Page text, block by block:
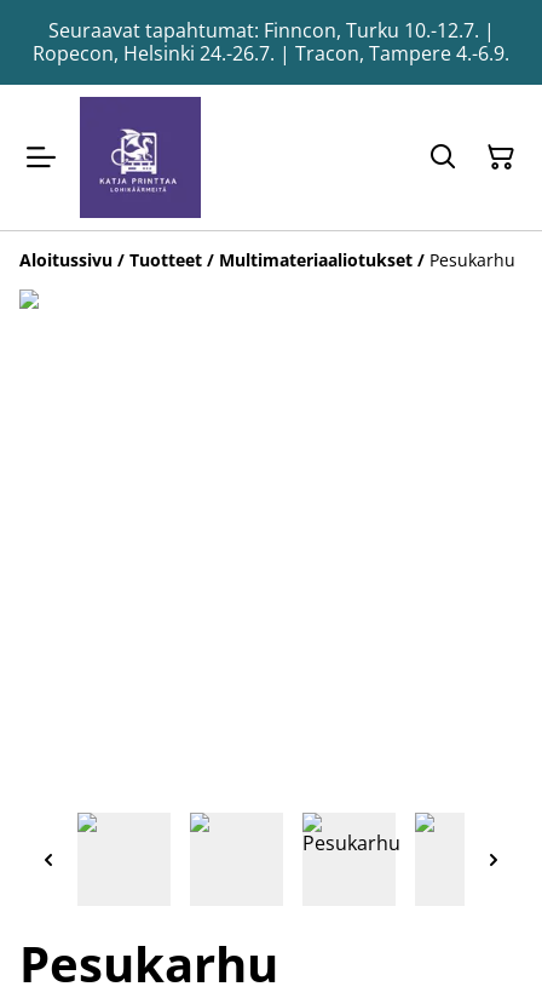
Seuraavat tapahtumat: Finncon, Turku 10.-12.7. |
Ropecon, Helsinki 24.-26.7. | Tracon, Tampere 4.-6.9.
Aloitussivu / Tuotteet / Multimateriaaliotukset / Pesukarhu
Pesukarhu